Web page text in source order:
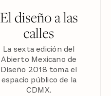
El diseño a las
calles
La sexta edición del
Abierto Mexicano de
Diseño 2018 toma el
espacio público de la
CDMX.